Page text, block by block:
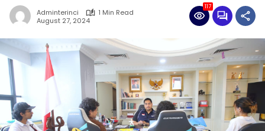
Adminterinci
1 Min Read
August 27, 2024
117